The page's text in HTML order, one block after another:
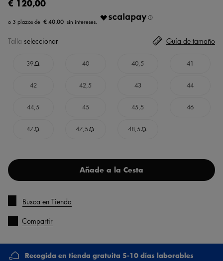
€ 120,00
€ 40.00
Talla seleccionar
39 40 40,5 41
42 42,5 43 44
44,5 45 45,5 46
47 47,5 48,5
Guía de tamaño
Añade a la Cesta
Busca en Tienda
Compartir
Recogida en tienda gratuita 5-10 días laborables